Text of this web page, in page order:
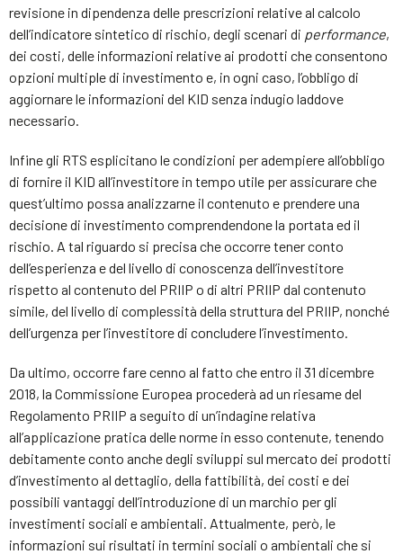
revisione in dipendenza delle prescrizioni relative al calcolo
dell’indicatore sintetico di rischio, degli scenari di performance,
dei costi, delle informazioni relative ai prodotti che consentono
opzioni multiple di investimento e, in ogni caso, l’obbligo di
aggiornare le informazioni del KID senza indugio laddove
necessario.
Infine gli RTS esplicitano le condizioni per adempiere all’obbligo
di fornire il KID all’investitore in tempo utile per assicurare che
quest’ultimo possa analizzarne il contenuto e prendere una
decisione di investimento comprendendone la portata ed il
rischio. A tal riguardo si precisa che occorre tener conto
dell’esperienza e del livello di conoscenza dell’investitore
rispetto al contenuto del PRIIP o di altri PRIIP dal contenuto
simile, del livello di complessità della struttura del PRIIP, nonché
dell’urgenza per l’investitore di concludere l’investimento.
Da ultimo, occorre fare cenno al fatto che entro il 31 dicembre
2018, la Commissione Europea procederà ad un riesame del
Regolamento PRIIP a seguito di un’indagine relativa
all’applicazione pratica delle norme in esso contenute, tenendo
debitamente conto anche degli sviluppi sul mercato dei prodotti
d’investimento al dettaglio, della fattibilità, dei costi e dei
possibili vantaggi dell’introduzione di un marchio per gli
investimenti sociali e ambientali. Attualmente, però, le
informazioni sui risultati in termini sociali o ambientali che si